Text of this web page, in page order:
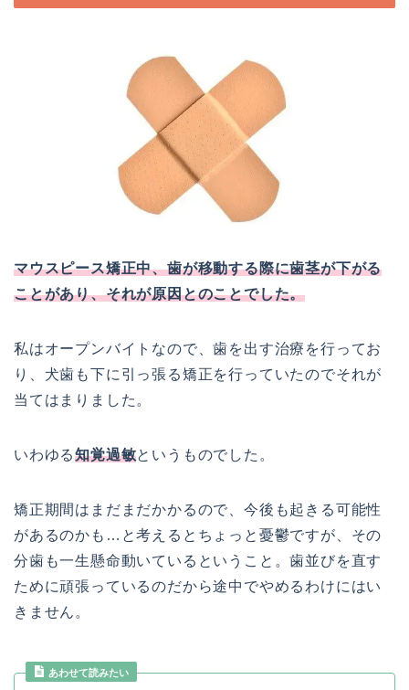
マウスピース矯正中、歯が移動する際に歯茎が下がる
ことがあり、それが原因とのことでした。
私はオープンバイトなので、歯を出す治療を行ってお
り、犬歯も下に引っ張る矯正を行っていたのでそれが
当てはまりました。
いわゆる知覚過敏というものでした。
矯正期間はまだまだかかるので、今後も起きる可能性
があるのかも…と考えるとちょっと憂鬱ですが、その
分歯も一生懸命動いているということ。歯並びを直す
ために頑張っているのだから途中でやめるわけにはい
きません。